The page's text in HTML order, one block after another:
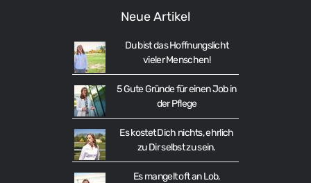
Neue Artikel
Du bist das Hoffnungslicht
vieler Menschen!
5 Gute Gründe für einen Job in
der Pflege
Es kostet Dich nichts, ehrlich
zu Dir selbst zu sein.
Es mangelt oft an Lob,